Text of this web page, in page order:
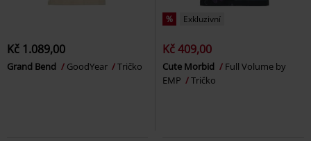
Kč 1.089,00
Grand Bend GoodYear Tričko
% Exkluzivní
Kč 409,00
Cute Morbid
Full Volume by
EMP
Tričko